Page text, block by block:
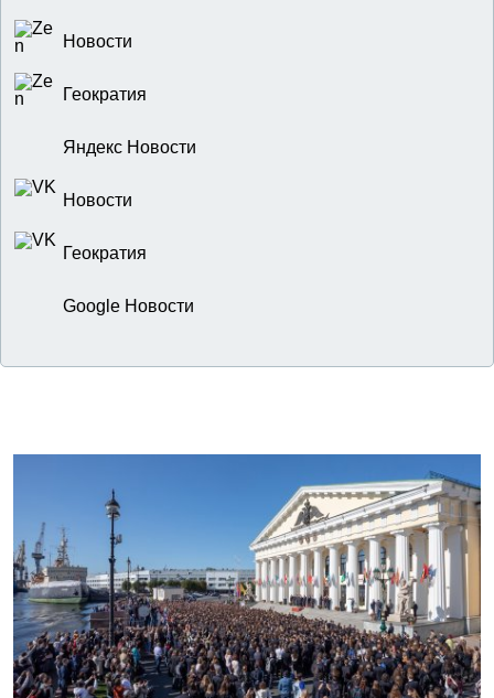
Новости
Геократия
Яндекс Новости
Новости
Геократия
Google Новости